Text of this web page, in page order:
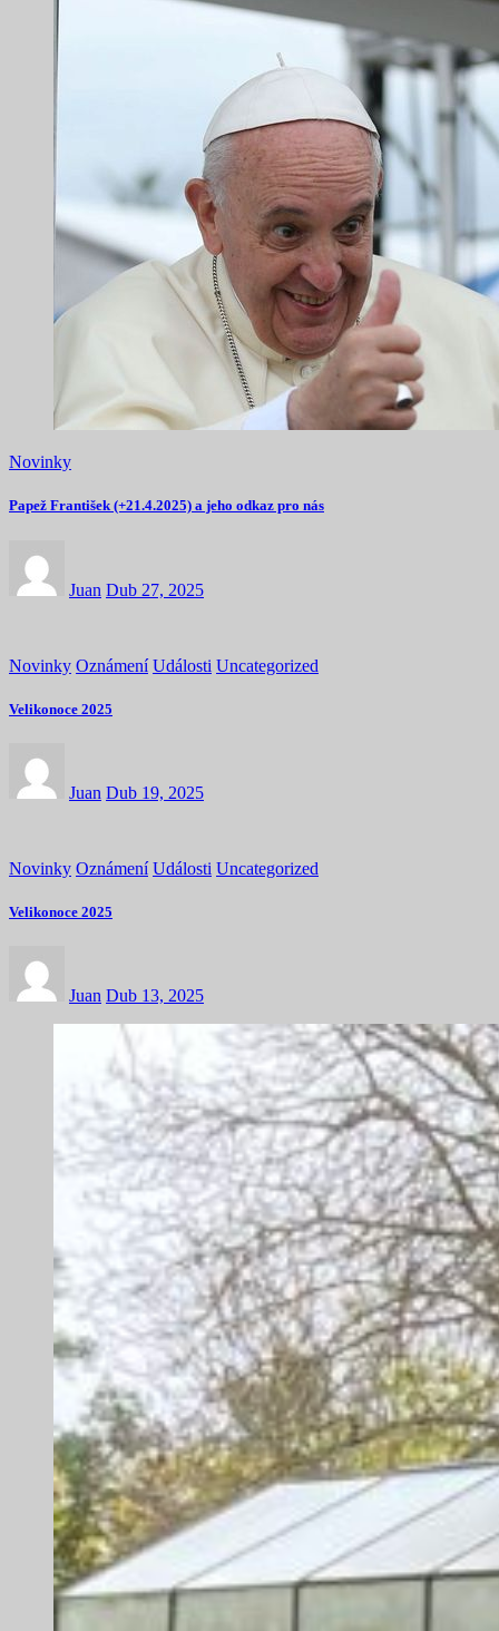
Novinky
Papež František (+21.4.2025) a jeho odkaz pro nás
Juan Dub 27, 2025
Novinky Oznámení Události Uncategorized
Velikonoce 2025
Juan Dub 19, 2025
Novinky Oznámení Události Uncategorized
Velikonoce 2025
Juan Dub 13, 2025